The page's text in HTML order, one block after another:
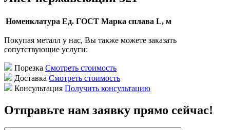
Номенклатура Ед. ГОСТ Марка сплава L, м
Покупая металл у нас, Вы также можете заказать
сопутствующие услуги:
Порезка Смотреть стоимость
Доставка Смотреть стоимость
Консультация Получить консультацию
Отправьте нам заявку прямо сейчас!